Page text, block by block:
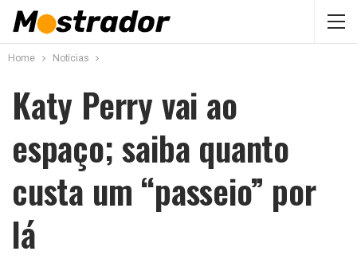
Home Notícias
Katy Perry vai ao
espaço; saiba quanto
custa um “passeio” por
lá